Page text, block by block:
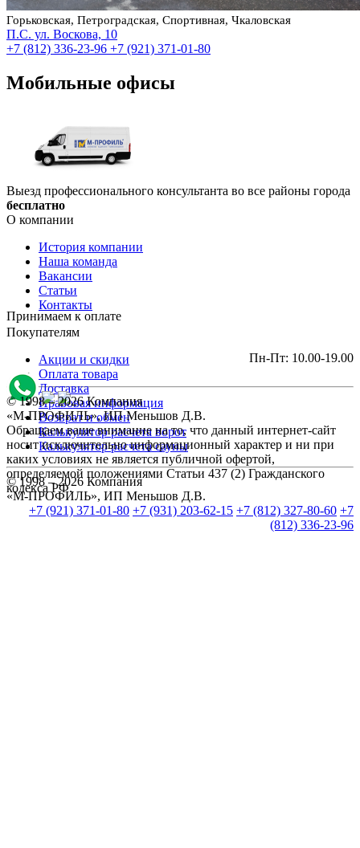
Горьковская, Петроградская, Спортивная, Чкаловская
П.С. ул. Воскова, 10
+7 (812) 336-23-96 +7 (921) 371-01-80
Мобильные офисы
Выезд профессионального консультанта во все районы города
бесплатно
О компании
История компании
Наша команда
Вакансии
Статьи
Контакты
Покупателям
Акции и скидки
Оплата товара
Доставка
Правовая информация
Возврат и обмен
Калькулятор расчета ворот
Калькулятор расчета сауны
© 1998 – 2026 Компания
«М-ПРОФИЛЬ», ИП Меньшов Д.В.
+7 (921) 371-01-80 +7 (931) 203-62-15 +7 (812) 327-80-60 +7
(812) 336-23-96
Принимаем к оплате
Пн-Пт: 10.00-19.00
© 1998 – 2026 Компания
«М-ПРОФИЛЬ», ИП Меньшов Д.В.
Обращаем ваше внимание на то, что данный интернет-сайт
носит исключительно информационный характер и ни при
каких условиях не является публичной офертой,
определяемой положениями Статьи 437 (2) Гражданского
кодекса РФ.